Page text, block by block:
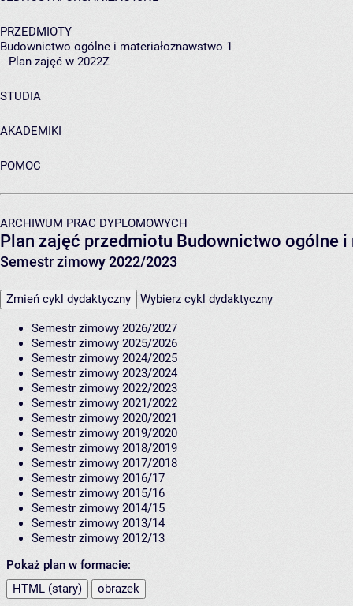
PRZEDMIOTY
Budownictwo ogólne i materiałoznawstwo 1
Plan zajęć w 2022Z
STUDIA
AKADEMIKI
POMOC
ARCHIWUM PRAC DYPLOMOWYCH
Plan zajęć przedmiotu Budownictwo ogólne
Semestr zimowy 2022/2023
Zmień cykl dydaktyczny Wybierz cykl dydaktyczny
Semestr zimowy 2026/2027
Semestr zimowy 2025/2026
Semestr zimowy 2024/2025
Semestr zimowy 2023/2024
Semestr zimowy 2022/2023
Semestr zimowy 2021/2022
Semestr zimowy 2020/2021
Semestr zimowy 2019/2020
Semestr zimowy 2018/2019
Semestr zimowy 2017/2018
Semestr zimowy 2016/17
Semestr zimowy 2015/16
Semestr zimowy 2014/15
Semestr zimowy 2013/14
Semestr zimowy 2012/13
Pokaż plan w formacie:
HTML (stary)
obrazek